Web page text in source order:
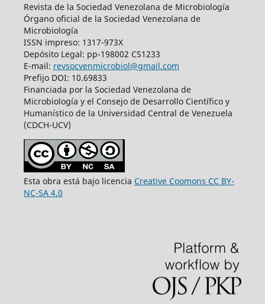
Revista de la Sociedad Venezolana de Microbiología
Órgano oficial de la Sociedad Venezolana de
Microbiología
ISSN impreso: 1317-973X
Depósito Legal: pp-198002 CS1233
E-mail: revsocvenmicrobiol@gmail.com
Prefijo DOI: 10.69833
Financiada por la Sociedad Venezolana de
Microbiología y el Consejo de Desarrollo Científico y
Humanístico de la Universidad Central de Venezuela
(CDCH-UCV)
Esta obra está bajo licencia Creative Coomons CC BY-
NC-SA 4.0